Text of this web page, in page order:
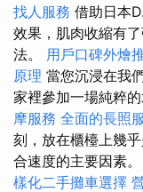
找人服務 借助日本
效果，肌肉收縮有
法。 用戶口碑外燴
原理 當您沉浸在我
家裡參加一場純粹
摩服務 全面的長照
刻，放在櫃檯上幾
合速度的主要因素。
樣化二手攤車選擇